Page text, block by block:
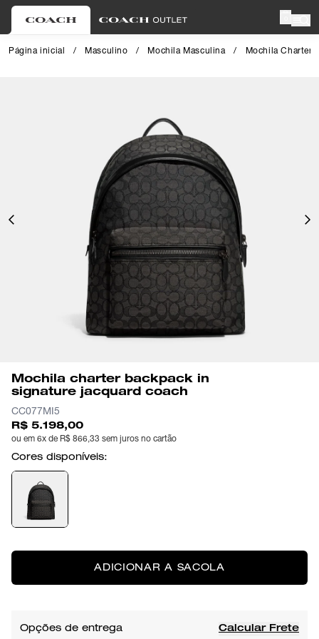
Página inicial / Masculino / Mochila Masculina / Mochila Charter
Mochila charter backpack in
signature jacquard coach
CC077MI5
R$ 5.198,00
ou em 6x de R$ 866,33 sem juros no cartão
Cores disponíveis:
ADICIONAR A SACOLA
Opções de entrega Calcular Frete